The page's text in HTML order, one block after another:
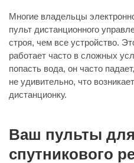
Многие владельцы
пульт дистанционного
строя, чем все устройство.
работает часто в сложных
попасть вода, он часто
не удивительно, что
дистанционку.
Ваш пульты
спутникового